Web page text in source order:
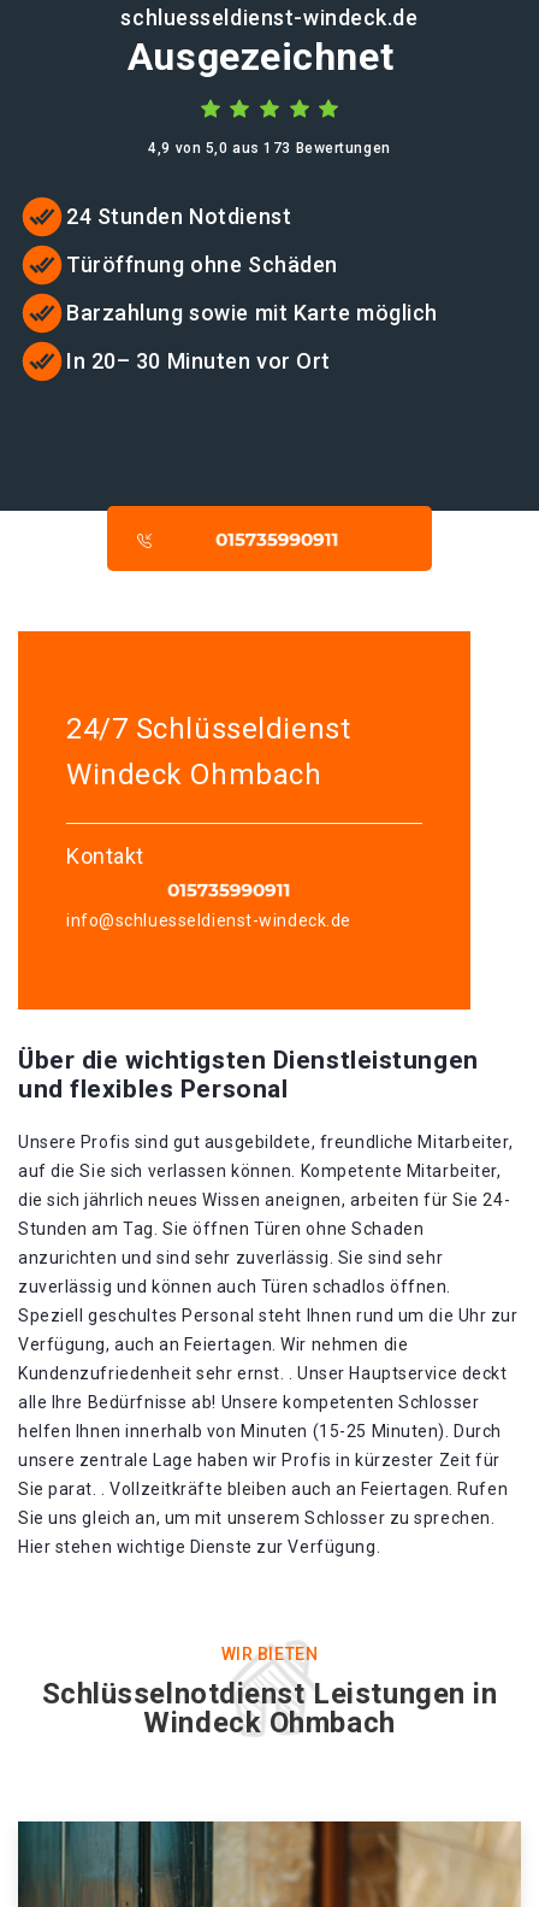
schluesseldienst-windeck.de
Ausgezeichnet
4,9 von 5,0 aus 173 Bewertungen
24 Stunden Notdienst
Türöffnung ohne Schäden
Barzahlung sowie mit Karte möglich
In 20– 30 Minuten vor Ort
24/7 Schlüsseldienst
Windeck Ohmbach
Kontakt
info@schluesseldienst-windeck.de
Über die wichtigsten Dienstleistungen
und flexibles Personal
Unsere Profis sind gut ausgebildete, freundliche Mitarbeiter,
auf die Sie sich verlassen können. Kompetente Mitarbeiter,
die sich jährlich neues Wissen aneignen, arbeiten für Sie 24-
Stunden am Tag. Sie öffnen Türen ohne Schaden
anzurichten und sind sehr zuverlässig. Sie sind sehr
zuverlässig und können auch Türen schadlos öffnen.
Speziell geschultes Personal steht Ihnen rund um die Uhr zur
Verfügung, auch an Feiertagen. Wir nehmen die
Kundenzufriedenheit sehr ernst. . Unser Hauptservice deckt
alle Ihre Bedürfnisse ab! Unsere kompetenten Schlosser
helfen Ihnen innerhalb von Minuten (15-25 Minuten). Durch
unsere zentrale Lage haben wir Profis in kürzester Zeit für
Sie parat. . Vollzeitkräfte bleiben auch an Feiertagen. Rufen
Sie uns gleich an, um mit unserem Schlosser zu sprechen.
Hier stehen wichtige Dienste zur Verfügung.
WIR BIETEN
Schlüsselnotdienst Leistungen in
Windeck Ohmbach